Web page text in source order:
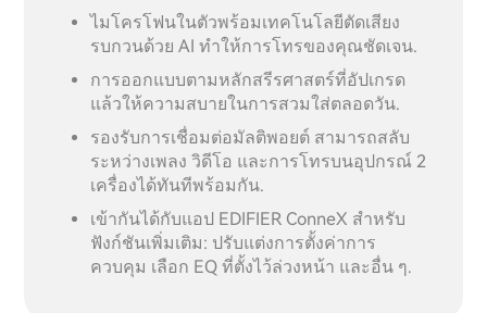
ไมโครโฟนในตัวพร้อมเทคโนโลยีตัดเสียง
รบกวนด้วย AI ทำให้การโทรของคุณชัดเจน.
การออกแบบตามหลักสรีรศาสตร์ที่อัปเกรด
แล้วให้ความสบายในการสวมใส่ตลอดวัน.
รองรับการเชื่อมต่อมัลติพอยต์ สามารถสลับ
ระหว่างเพลง วิดีโอ และการโทรบนอุปกรณ์ 2
เครื่องได้ทันทีพร้อมกัน.
เข้ากันได้กับแอป EDIFIER ConneX สำหรับ
ฟังก์ชันเพิ่มเติม: ปรับแต่งการตั้งค่าการ
ควบคุม เลือก EQ ที่ตั้งไว้ล่วงหน้า และอื่น ๆ.